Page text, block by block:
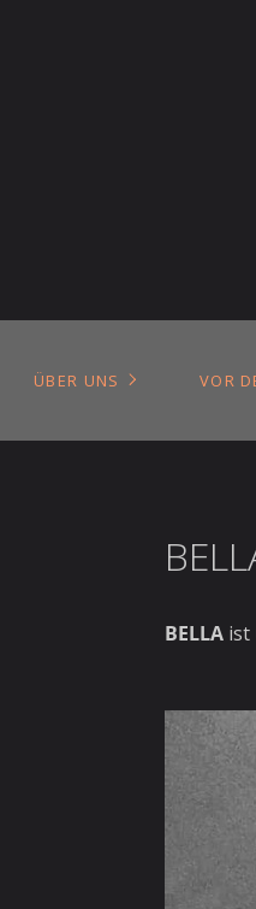
ÜBER UNS VOR
BELLA ist